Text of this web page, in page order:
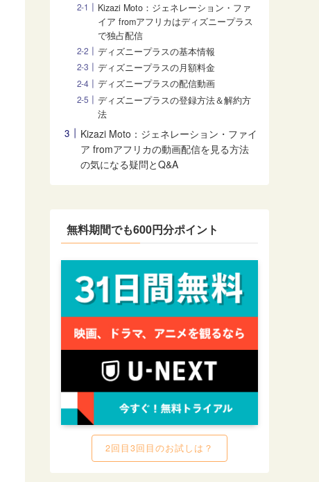
Kizazi Moto：ジェネレーション・ファ
イア fromアフリカはディズニープラス
で独占配信
ディズニープラスの基本情報
ディズニープラスの月額料金
ディズニープラスの配信動画
ディズニープラスの登録方法＆解約方
法
Kizazi Moto：ジェネレーション・ファイ
ア fromアフリカの動画配信を見る方法
の気になる疑問とQ&A
無料期間でも600円分ポイント
2回目3回目のお試しは？